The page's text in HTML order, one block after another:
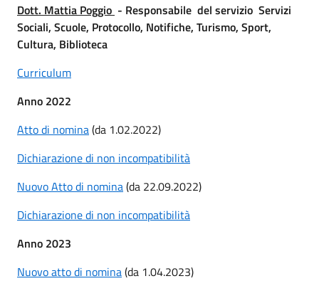
Dott. Mattia Poggio - Responsabile del servizio Servizi
Sociali, Scuole, Protocollo, Notifiche, Turismo, Sport,
Cultura, Biblioteca
Curriculum
Anno 2022
Atto di nomina(da 1.02.2022)
Dichiarazione di non incompatibilità
Nuovo Atto di nomina(da 22.09.2022)
Dichiarazione di non incompatibilità
Anno 2023
Nuovo atto di nomina(da 1.04.2023)